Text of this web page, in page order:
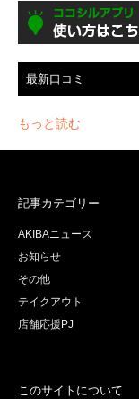
最新口コミ
もっと読む
記事カテゴリー
AKIBAニュース
お知らせ
その他
テイクアウト
店舗応援PJ
このサイトについて